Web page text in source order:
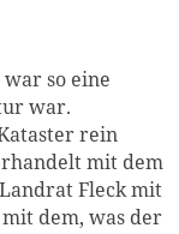
so eine
war.
rein
mit dem
Fleck mit
dem, was der